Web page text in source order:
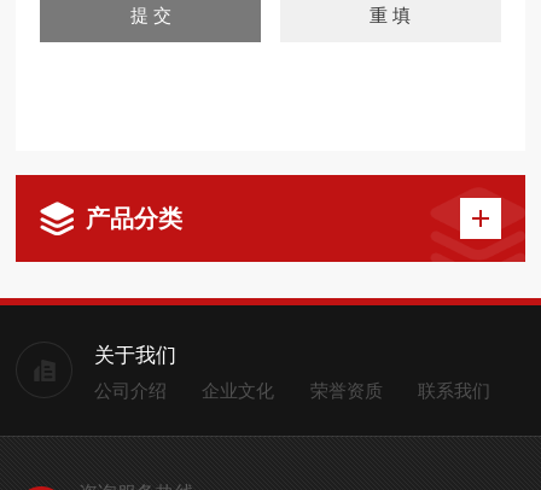
产品分类
关于我们
公司介绍 企业文化 荣誉资质 联系我们